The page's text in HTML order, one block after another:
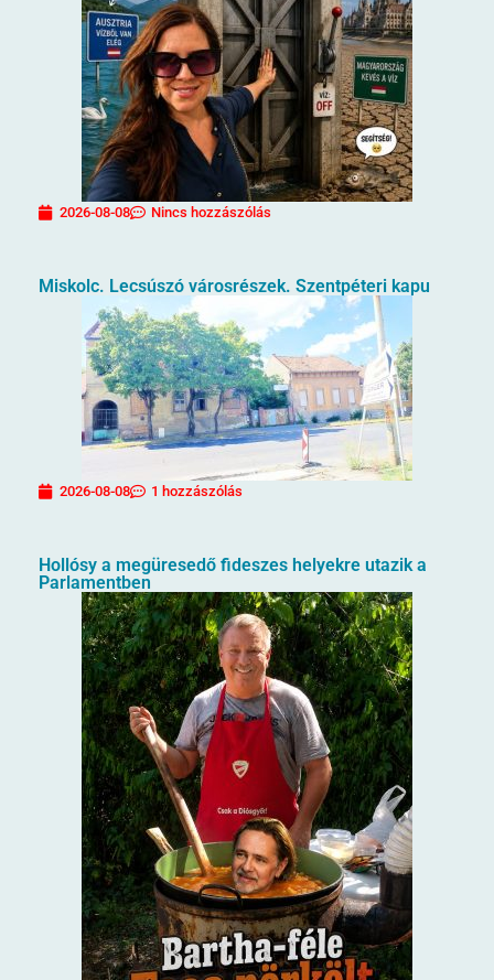
2026-08-08 Nincs hozzászólás
Miskolc. Lecsúszó városrészek. Szentpéteri kapu
2026-08-08 1 hozzászólás
Hollósy a megüresedő fideszes helyekre utazik a
Parlamentben